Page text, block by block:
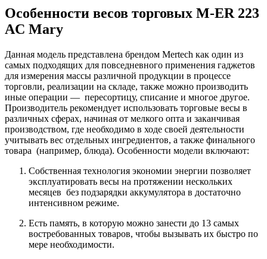
Особенности весов торговых M-ER 223
AC Mary
Данная модель представлена брендом Mertech как один из
самых подходящих для повседневного применения гаджетов
для измерения массы различной продукции в процессе
торговли, реализации на складе, также можно производить
иные операции — пересортицу, списание и многое другое.
Производитель рекомендует использовать торговые весы в
различных сферах, начиная от мелкого опта и заканчивая
производством, где необходимо в ходе своей деятельности
учитывать вес отдельных ингредиентов, а также финального
товара (например, блюда). Особенности модели включают:
Собственная технология экономии энергии позволяет
эксплуатировать весы на протяжении нескольких
месяцев без подзарядки аккумулятора в достаточно
интенсивном режиме.
Есть память, в которую можно занести до 13 самых
востребованных товаров, чтобы вызывать их быстро по
мере необходимости.